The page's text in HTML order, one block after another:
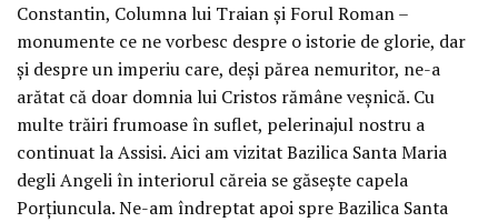
Constantin, Columna lui Traian și Forul Roman –
monumente ce ne vorbesc despre o istorie de glorie, dar
și despre un imperiu care, deși părea nemuritor, ne-a
arătat că doar domnia lui Cristos rămâne veșnică. Cu
multe trăiri frumoase în suflet, pelerinajul nostru a
continuat la Assisi. Aici am vizitat Bazilica Santa Maria
degli Angeli în interiorul căreia se găsește capela
Porțiuncula. Ne-am îndreptat apoi spre Bazilica Santa